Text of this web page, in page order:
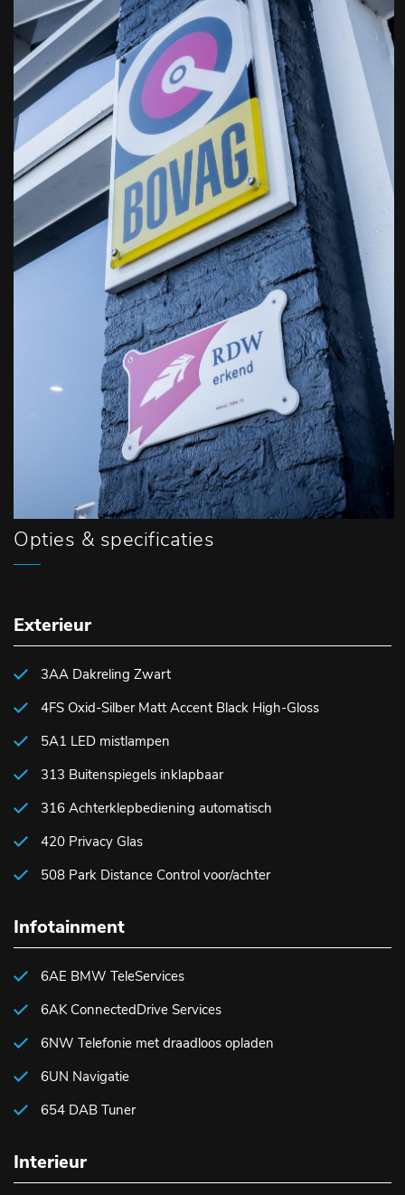
Opties & specificaties
Exterieur
3AA Dakreling Zwart
4FS Oxid-Silber Matt Accent Black High-Gloss
5A1 LED mistlampen
313 Buitenspiegels inklapbaar
316 Achterklepbediening automatisch
420 Privacy Glas
508 Park Distance Control voor/achter
Infotainment
6AE BMW TeleServices
6AK ConnectedDrive Services
6NW Telefonie met draadloos opladen
6UN Navigatie
654 DAB Tuner
Interieur